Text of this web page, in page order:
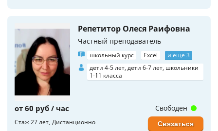
Репетитор Олеся Раифовна
Частный преподаватель
школьный курс Excel
и еще 3
дети 4-5 лет, дети 6-7 лет, школьники
1-11 класса
от 60 руб / час
Стаж 27 лет Дистанционно
Свободен
Связаться